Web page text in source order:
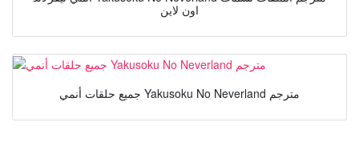
اون لاين
جميع حلقات أنمي Yakusoku No Neverland مترجم